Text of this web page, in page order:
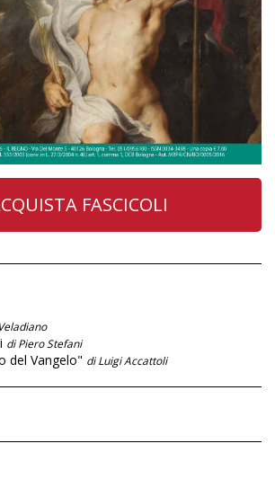
FASCICOLI
di Piero Stefani
del Vangelo" di Luigi Accattoli